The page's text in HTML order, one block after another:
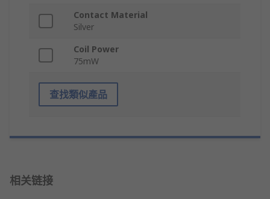
Contact Material
Silver
Coil Power
75mW
查找類似產品
相关链接